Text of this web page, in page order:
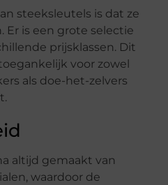
steeksleutels is dat ze
Er is een grote selectie
prijsklassen. Dit
voor zowel
als doe-het-zelvers
altijd gemaakt van
waardoor de